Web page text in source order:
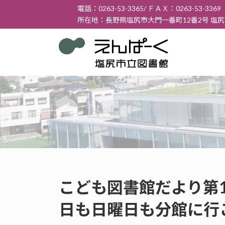
テ
ス
キ
ッ
ゲ
ン
に
移
電話：0263-53-3365/ ＦＡＸ：0263-53-3369
所在地：長野県塩尻市大門一番町12番2号 塩
こども図書館だより
日も日曜日も分館に行